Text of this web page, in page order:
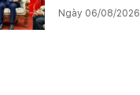
đẩy triển khai
Ngày 06/08/2026